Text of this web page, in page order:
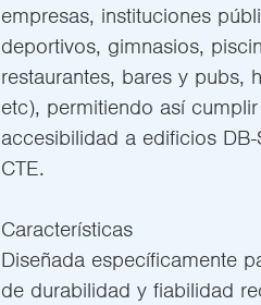
empresas, instituciones
deportivos, gimnasios,
restaurantes, bares y pubs,
etc), permitiendo así
accesibilidad a edificios
CTE.
Características
Diseñada específicamente
de durabilidad y fiabilidad